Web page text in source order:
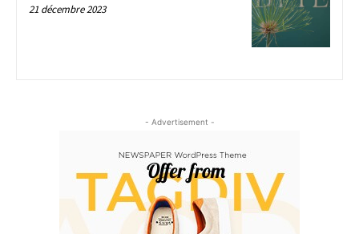
21 décembre 2023
- Advertisement -